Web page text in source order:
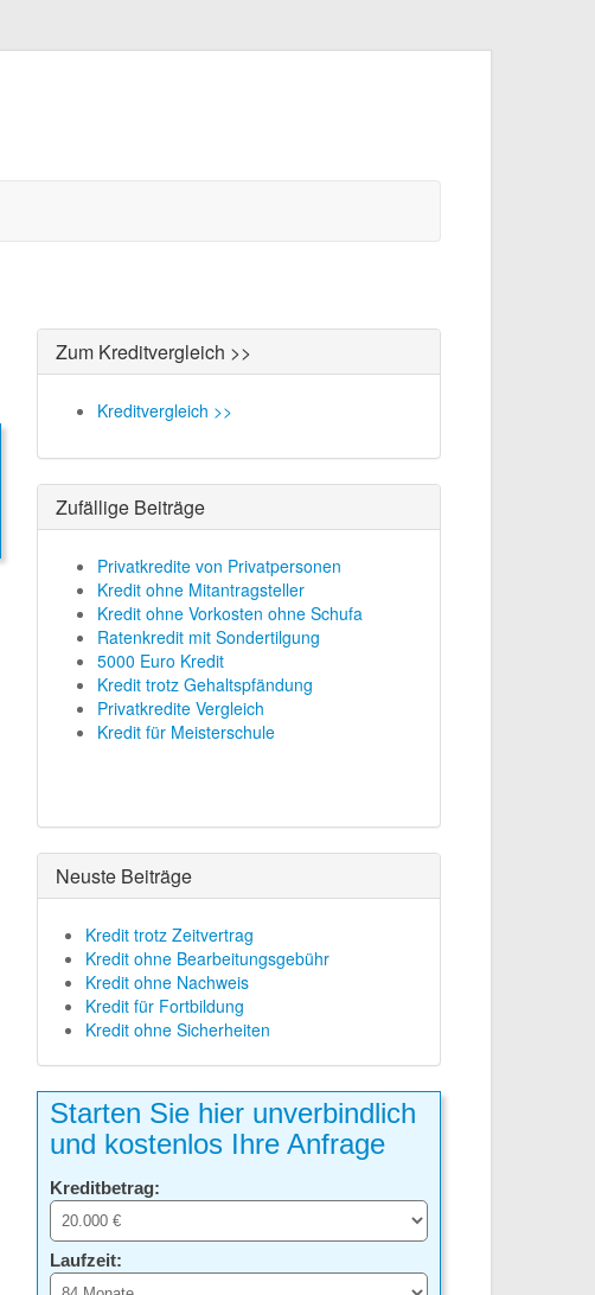
Zum Kreditvergleich >>
Kreditvergleich >>
Zufällige Beiträge
Privatkredite von Privatpersonen
Kredit ohne Mitantragsteller
Kredit ohne Vorkosten ohne Schufa
Ratenkredit mit Sondertilgung
5000 Euro Kredit
Kredit trotz Gehaltspfändung
Privatkredite Vergleich
Kredit für Meisterschule
Neuste Beiträge
Kredit trotz Zeitvertrag
Kredit ohne Bearbeitungsgebühr
Kredit ohne Nachweis
Kredit für Fortbildung
Kredit ohne Sicherheiten
Starten Sie hier unverbindlich
und kostenlos Ihre Anfrage
Kreditbetrag:
Laufzeit: